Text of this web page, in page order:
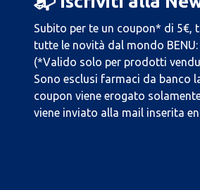
Subito per te un coupon* di 5€,
tutte le novità dal mondo
(*Valido solo per prodotti
Sono esclusi farmaci da banco
coupon viene erogato
viene inviato alla mail inserita